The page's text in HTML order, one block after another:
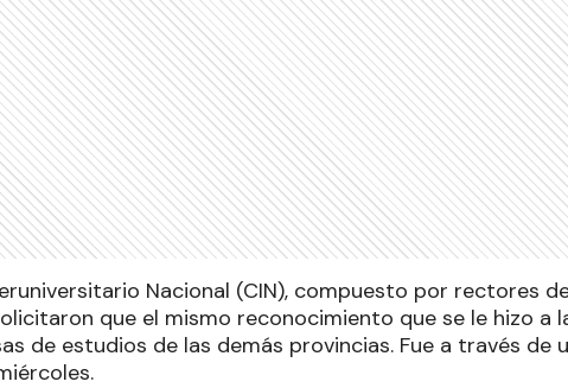
Nacional (CIN), compuesto por rectores
que el mismo reconocimiento que se le hizo a
de estudios de las demás provincias. Fue a través de